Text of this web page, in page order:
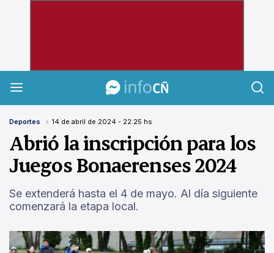
Deportes 14 de abril de 2024 - 22:25 hs
Abrió la inscripción para los
Juegos Bonaerenses 2024
Se extenderá hasta el 4 de mayo. Al día siguiente
comenzará la etapa local.